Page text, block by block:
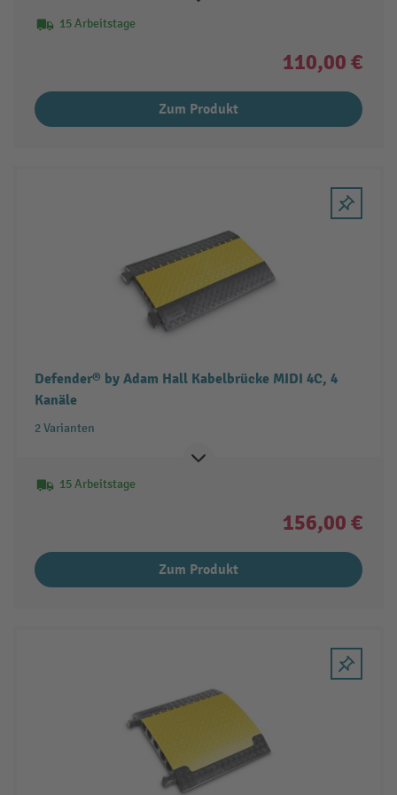
15 Arbeitstage
110,00 €
Zum Produkt
Defender® by Adam Hall Kabelbrücke MIDI 4C, 4
Kanäle
2 Varianten
15 Arbeitstage
156,00 €
Zum Produkt